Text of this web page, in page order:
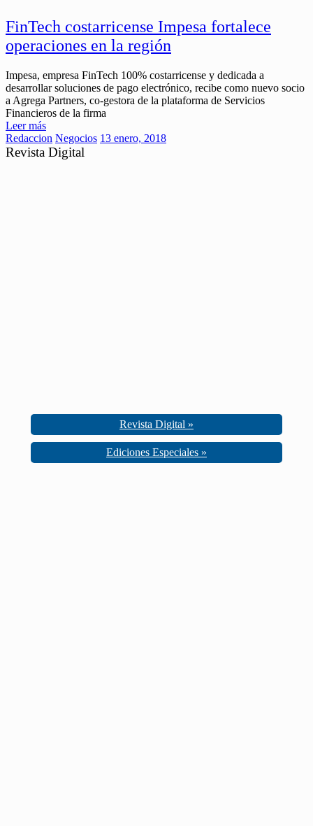
FinTech costarricense Impesa fortalece
operaciones en la región
Impesa, empresa FinTech 100% costarricense y dedicada a
desarrollar soluciones de pago electrónico, recibe como nuevo socio
a Agrega Partners, co-gestora de la plataforma de Servicios
Financieros de la firma
Leer más
Redaccion Negocios 13 enero, 2018
Revista Digital
Revista Digital »
Ediciones Especiales »